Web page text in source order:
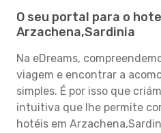
O seu portal para o
Arzachena,Sardinia
Na eDreams,
viagem e encontrar a
simples. É por isso que
intuitiva que lhe permite
hotéis em